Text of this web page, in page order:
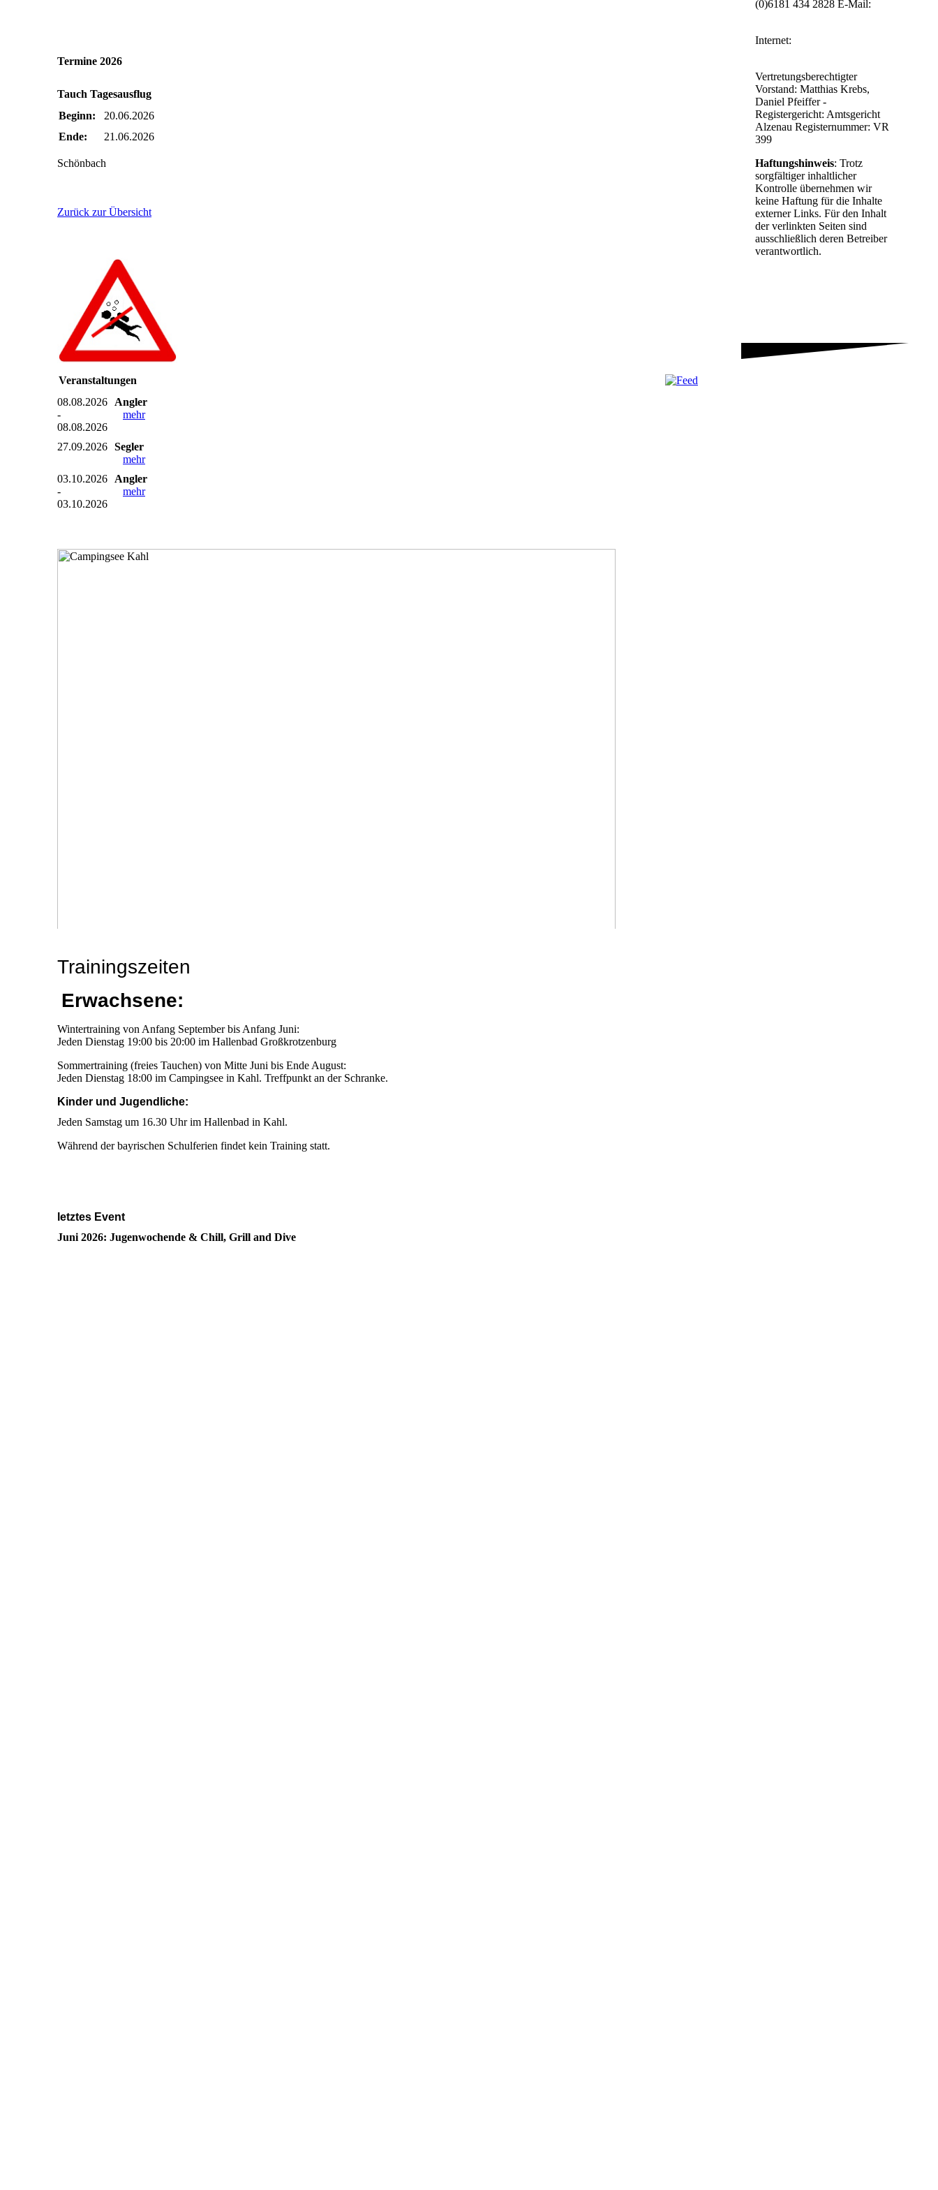
Termine 2026
Tauch Tagesausflug
Beginn:
20.06.2026
Ende:
21.06.2026
Schönbach
Zurück zur Übersicht
Veranstaltungen
08.08.2026
-
08.08.2026
Angler
mehr
27.09.2026 Segler
mehr
03.10.2026
-
03.10.2026
Angler
mehr
Trainingszeiten
Erwachsene:
Wintertraining von Anfang September bis Anfang Juni:
Jeden Dienstag 19:00 bis 20:00 im Hallenbad Großkrotzenburg
Sommertraining (freies Tauchen) von Mitte Juni bis Ende August:
Jeden Dienstag 18:00 im Campingsee in Kahl. Treffpunkt an der Schranke.
Kinder und Jugendliche:
Jeden Samstag um 16.30 Uhr im Hallenbad in Kahl.
Während der bayrischen Schulferien findet kein Training statt.
letztes Event
Juni 2026: Jugenwochende & Chill, Grill and Dive
(0)6181 434 2828 E-Mail:
Internet:
Vertretungsberechtigter
Vorstand: Matthias Krebs,
Daniel Pfeiffer -
Registergericht: Amtsgericht
Alzenau Registernummer: VR
399
Haftungshinweis: Trotz
sorgfältiger inhaltlicher
Kontrolle übernehmen wir
keine Haftung für die Inhalte
externer Links. Für den Inhalt
der verlinkten Seiten sind
ausschließlich deren Betreiber
verantwortlich.